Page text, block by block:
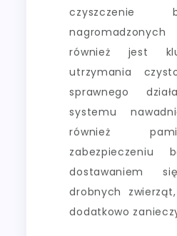
również jest
utrzymania
sprawnego
systemu
również
zabezpieczeniu
dostawaniem
drobnych
dodatkowo